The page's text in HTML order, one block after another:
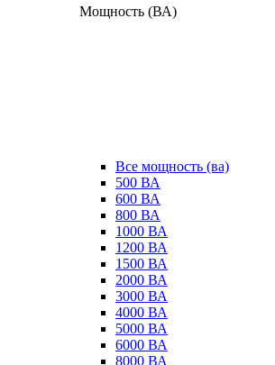
Мощность (ВА)
Все мощность (ва)
500 ВА
600 ВА
800 ВА
1000 ВА
1200 ВА
1500 ВА
2000 ВА
3000 ВА
4000 ВА
5000 ВА
6000 ВА
8000 ВА